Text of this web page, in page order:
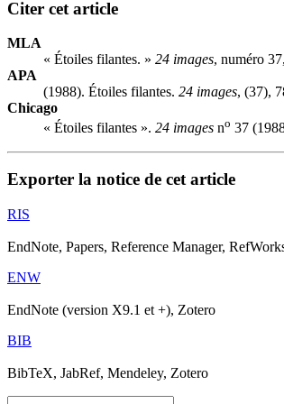
Citer cet article
MLA
« Étoiles filantes. » 24 images, numéro
APA
(1988). Étoiles filantes. 24 images, (37),
Chicago
« Étoiles filantes ». 24 images no 37
Exporter la notice de cet article
RIS
EndNote, Papers, Reference Manager,
ENW
EndNote (version X9.1 et +), Zotero
BIB
BibTeX, JabRef, Mendeley, Zotero